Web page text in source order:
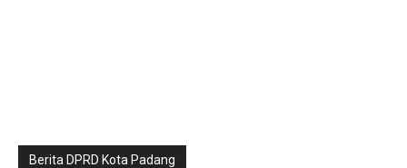
Berita DPRD Kota Padang